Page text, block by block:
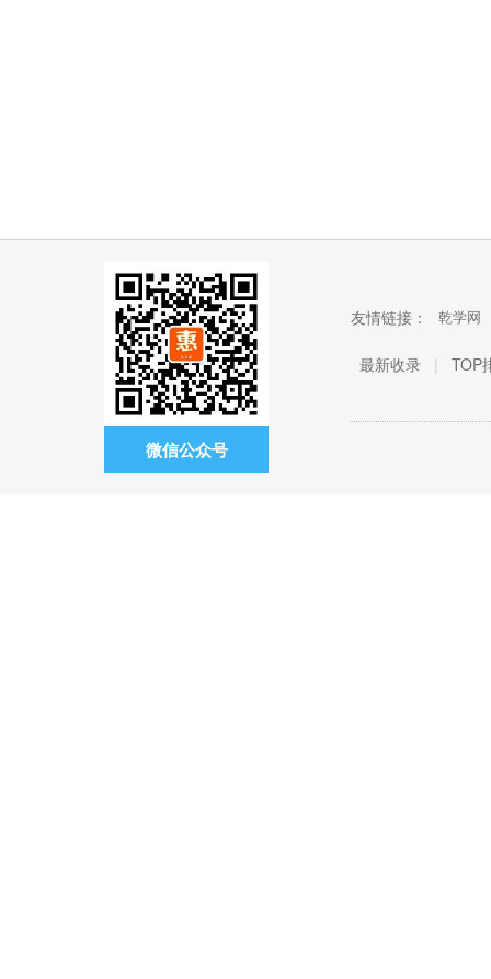
微信公众号
友情链接： 乾学网
最新收录 | TOP